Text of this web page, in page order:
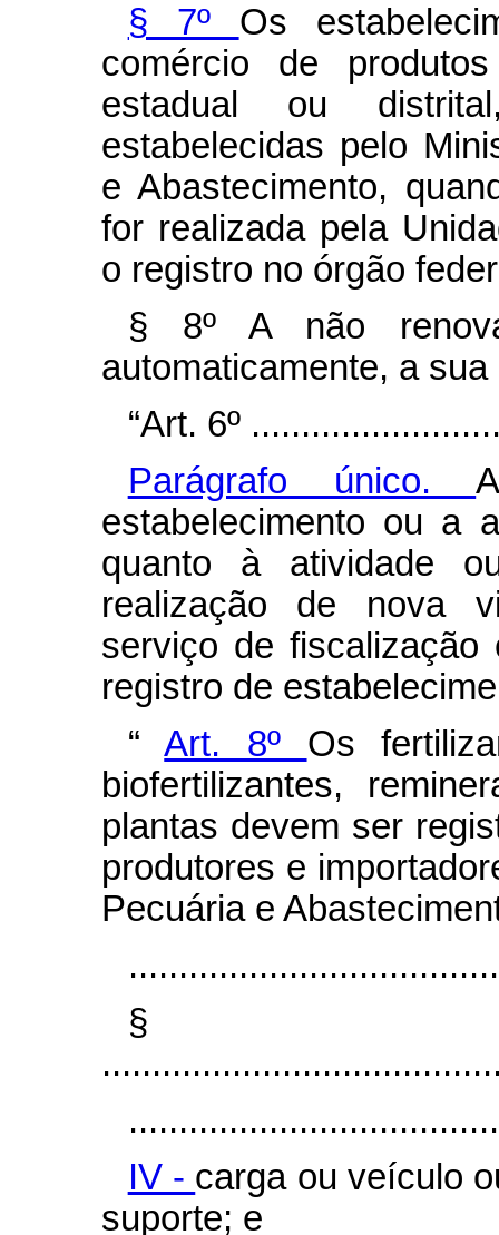
§ 7º Os
comércio de
estadual ou
estabelecidas pelo
e Abastecimento,
for realizada pela
o registro no órgão
§ 8º A não
automaticamente, a
“Art. 6º
Parágrafo único.
estabelecimento ou a
quanto à atividade
realização de nova
serviço de fiscalização
registro de
“Art. 8º Os
biofertilizantes,
plantas devem ser
produtores e
Pecuária e
§
IV - carga ou veículo
suporte; e